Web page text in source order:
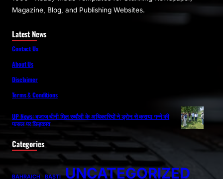
Magazine, Blog, and Publishing Websites.
Latest News
Contact Us
About Us
Disclaimer
Terms & Conditions
UP News: बजाज चीनी मिल रुधौली के अधिकारियों ने ड्रोन से कराया गन्ने की
फसल पर छिड़काव
Categories
BAHRAICH BASTI UNCATEGORIZED